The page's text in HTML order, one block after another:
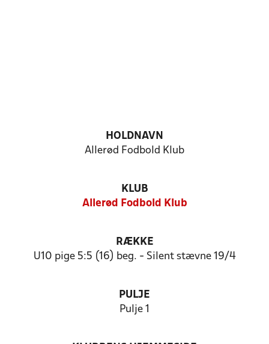
HOLDNAVN
Allerød Fodbold Klub
KLUB
Allerød Fodbold Klub
RÆKKE
U10 pige 5:5 (16) beg. - Silent stævne 19/4
PULJE
Pulje 1